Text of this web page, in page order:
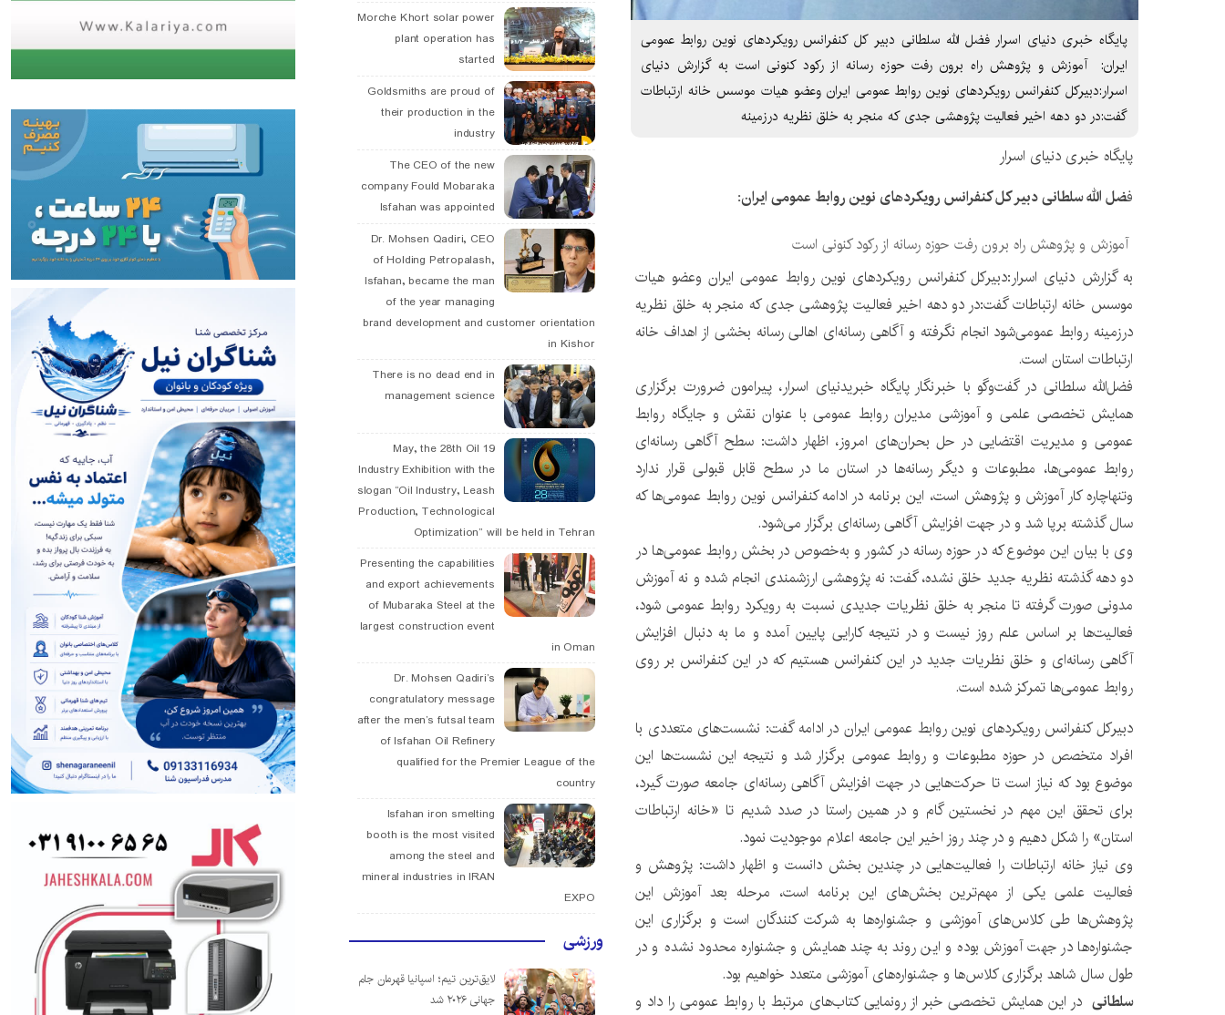
پایگاه خبری دنیای اسرار فضل الله سلطانی دبیر کل کنفرانس رویکردهای نوین روابط عمومی
ایران: آموزش و پژوهش راه برون‌ رفت حوزه رسانه از رکود کنونی است به گزارش دنیای
اسرار:دبیرکل کنفرانس رویکردهای نوین روابط عمومی ایران وعضو هیات موسس خانه ارتباطات
گفت:در دو دهه اخیر فعالیت پژوهشی جدی که منجر به خلق نظریه درزمینه
پایگاه خبری دنیای اسرار
فضل الله سلطانی دبیر کل کنفرانس رویکردهای نوین روابط عمومی ایران:
آموزش و پژوهش راه برون‌ رفت حوزه رسانه از رکود کنونی است
به گزارش دنیای اسرار:دبیرکل کنفرانس رویکردهای نوین روابط عمومی ایران وعضو هیات
موسس خانه ارتباطات گفت:در دو دهه اخیر فعالیت پژوهشی جدی که منجر به خلق نظریه
درزمینه روابط عمومی‌شود انجام نگرفته و آگاهی رسانه‌ای اهالی رسانه بخشی از اهداف خانه
ارتباطات استان است.
فضل‌الله سلطانی در گفت‌وگو با خبرنگار پایگاه خبریدنیای اسرار، پیرامون ضرورت برگزاری
همایش تخصصی علمی و آموزشی مدیران روابط عمومی با عنوان نقش و جایگاه روابط
عمومی و مدیریت اقتضایی در حل بحران‌های امروز، اظهار داشت: سطح آگاهی رسانه‌ای
روابط عمومی‌ها، مطبوعات و دیگر رسانه‌ها در استان ما در سطح قابل قبولی قرار ندارد
وتنهاچاره کار آموزش و پژوهش است، این برنامه در ادامه کنفرانس نوین روابط عمومی‌ها که
سال گذشته برپا شد و در جهت افزایش آگاهی رسانه‌ای برگزار می‌شود.
وی با بیان این موضوع که در حوزه رسانه در کشور و به‌خصوص در بخش روابط عمومی‌ها در
دو دهه گذشته نظریه جدید خلق نشده، گفت: نه پژوهشی ارزشمندی انجام شده و نه آموزش
مدونی صورت گرفته تا منجر به خلق نظریات جدیدی نسبت به رویکرد روابط عمومی‌ شود،
فعالیت‌ها بر اساس علم روز نیست و در نتیجه کارایی پایین آمده و ما به دنبال افزایش
آگاهی رسانه‌ای و خلق نظریات جدید در این کنفرانس هستیم که در این کنفرانس بر روی
روابط عمومی‌ها تمرکز شده است.
دبیرکل کنفرانس رویکردهای نوین روابط عمومی ایران در ادامه گفت: نشست‌های متعددی با
افراد متخصص در حوزه مطبوعات و روابط عمومی برگزار شد و نتیجه این نشست‌ها این
موضوع بود که نیاز است تا حرکت‌هایی در جهت افزایش آگاهی رسانه‌ای جامعه صورت گیرد،
برای تحقق این مهم در نخستین گام و در همین راستا در صدد شدیم تا «خانه ارتباطات
استان» را شکل دهیم و در چند روز اخیر این جامعه اعلام موجودیت نمود.
وی نیاز خانه ارتباطات را فعالیت‌هایی در چندین بخش دانست و اظهار داشت: پژوهش و
فعالیت علمی یکی از مهم‌ترین بخش‌های این برنامه است، مرحله بعد آموزش این
پژوهش‌ها طی کلاس‌های آموزشی و جشنواره‌ها به شرکت کنندگان است و برگزاری این
جشنواره‌ها در جهت آموزش بوده و این روند به چند همایش و جشنواره محدود نشده و در
طول سال شاهد برگزاری کلاس‌ها و جشنواره‌های آموزشی متعدد خواهیم بود.
سلطانی در این همایش تخصصی خبر از رونمایی کتاب‌های مرتبط با روابط عمومی را داد و
Morche Khort solar power
plant operation has
started
Goldsmiths are proud of
their production in the
industry
The CEO of the new
company Fould Mobaraka
Isfahan was appointed
Dr. Mohsen Qadiri, CEO
of Holding Petropalash,
Isfahan, became the man
of the year managing
brand development and customer orientation
in Kishor
There is no dead end in
management science
19 May, the 28th Oil
Industry Exhibition with the
slogan “Oil Industry, Leash
Production, Technological
Optimization” will be held in Tehran
Presenting the capabilities
and export achievements
of Mubaraka Steel at the
largest construction event
in Oman
Dr. Mohsen Qadiri’s
congratulatory message
after the men’s futsal team
of Isfahan Oil Refinery
qualified for the Premier League of the
country
Isfahan iron smelting
booth is the most visited
among the steel and
mineral industries in IRAN
EXPO
ورزشی
لایق‌ترین تیم؛ اسپانیا قهرمان جام
جهانی ۲۰۲۶ شد